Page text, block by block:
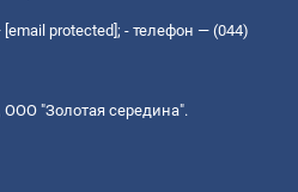
[email protected] ; - телефон — (044)
"Золотая середина".